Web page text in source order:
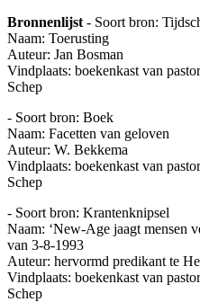
Bronnenlijst - Soort bron:
Naam: Toerusting
Auteur: Jan Bosman
Vindplaats: boekenkast van
Schep
- Soort bron: Boek
Naam: Facetten van geloven
Auteur: W. Bekkema
Vindplaats: boekenkast van
Schep
- Soort bron: Krantenknipsel
Naam: ‘New-Age jaagt mensen
van 3-8-1993
Auteur: hervormd predikant te
Vindplaats: boekenkast van
Schep